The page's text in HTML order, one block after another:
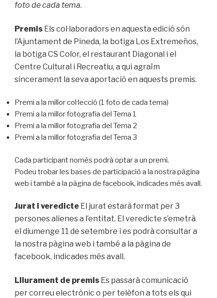
foto de cada tema.
Premis Els col·laboradors en aquesta edició són
l’Ajuntament de Pineda, la botiga Los Extremeños,
la botiga CS Color, el restaurant Diagonal i el
Centre Cultural i Recreatiu, a qui agraïm
sincerament la seva aportació en aquests premis.
Premi a la millor col·lecció (1 foto de cada tema)
Premi a la millor fotografia del Tema 1
Premi a la millor fotografia del Tema 2
Premi a la millor fotografia del Tema 3
Cada participant només podrà optar a un premi.
Podeu trobar les bases de participació a la nostra pàgina
web i també a la pàgina de facebook, indicades més avall.
Jurat i veredicte El jurat estarà format per 3
persones alienes a l’entitat. El veredicte s’emetrà
el diumenge 11 de setembre i es podrà consultar a
la nostra pàgina web i també a la pàgina de
facebook, indicades més avall.
Lliurament de premis Es passarà comunicació
per correu electrònic o per telèfon a tots els qui